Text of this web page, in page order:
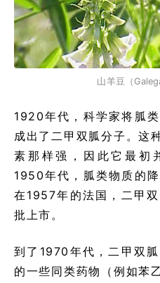
山羊豆（
1920年代，科学家将胍
成出了二甲双胍分子。这
素那样强，因此它最初
1950年代，胍类物质的
在1957年的法国，二甲
批上市。
到了1970年代，二甲双
的一些同类药物（例如苯